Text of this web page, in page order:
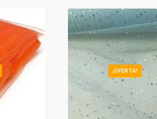
¡OFERTA!